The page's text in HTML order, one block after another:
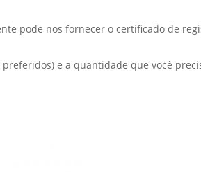
pode nos fornecer o certificado de
e a quantidade que você